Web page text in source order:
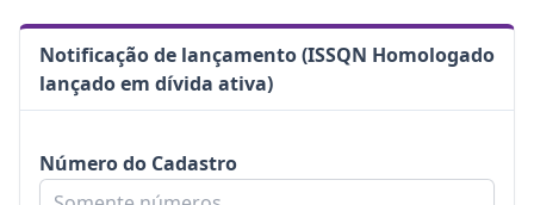
Notificação de lançamento (ISSQN Homologado
lançado em dívida ativa)
Número do Cadastro